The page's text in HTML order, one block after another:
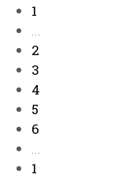
1
...
2
3
4
5
6
...
1